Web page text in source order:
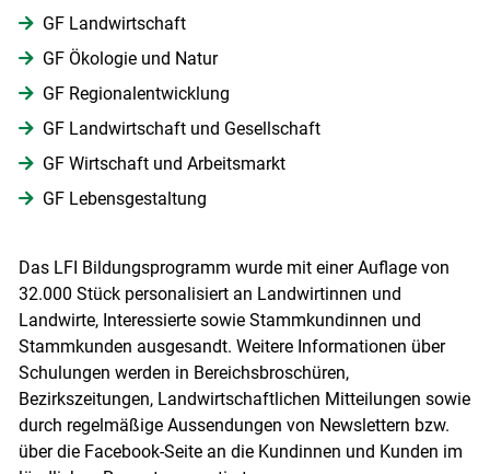
GF Landwirtschaft
GF Ökologie und Natur
GF Regionalentwicklung
GF Landwirtschaft und Gesellschaft
GF Wirtschaft und Arbeitsmarkt
GF Lebensgestaltung
Das LFI Bildungsprogramm wurde mit einer Auflage von
32.000 Stück personalisiert an Landwirtinnen und
Landwirte, Interessierte sowie Stammkundinnen und
Stammkunden ausgesandt. Weitere Informationen über
Schulungen werden in Bereichsbroschüren,
Bezirkszeitungen, Landwirtschaftlichen Mitteilungen sowie
durch regelmäßige Aussendungen von Newslettern bzw.
über die Facebook-Seite an die Kundinnen und Kunden im